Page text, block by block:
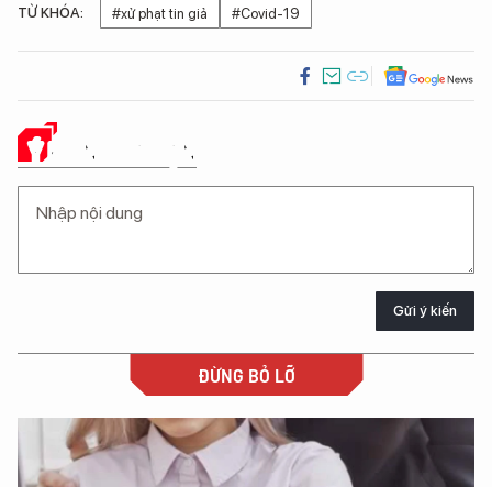
TỪ KHÓA: #xử phạt tin giả #Covid-19
Ý KIẾN CỦA BẠN
Gửi ý kiến
ĐỪNG BỎ LỠ